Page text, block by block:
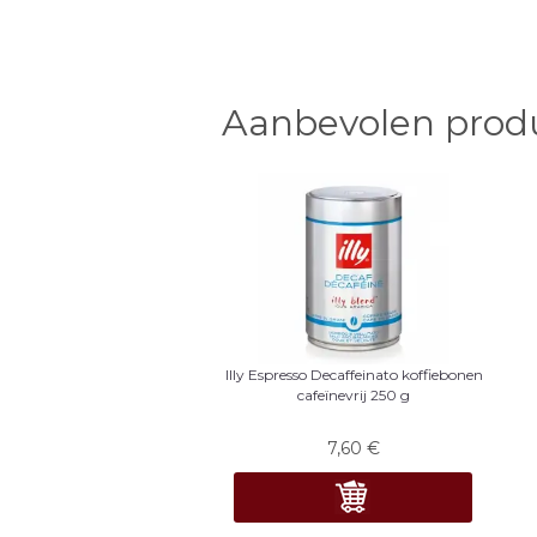
Aanbevolen
Illy Espresso Decaffeinato koffiebonen
cafeïnevrij 250 g
7,60 €